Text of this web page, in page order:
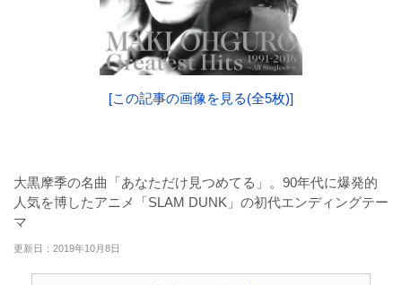
[この記事の画像を見る(全5枚)]
大黒摩季の名曲「あなただけ見つめてる」。90年代に爆発的
人気を博したアニメ「SLAM DUNK」の初代エンディングテー
マ
更新日：2019年10月8日